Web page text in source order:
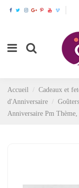
Accueil Cadeaux et
d'Anniversaire
Anniversaire Pm